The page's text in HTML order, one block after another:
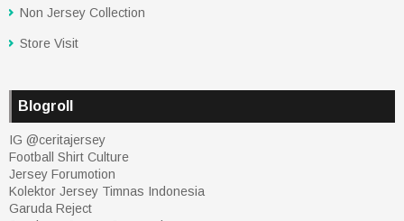
Non Jersey Collection
Store Visit
Blogroll
IG @ceritajersey
Football Shirt Culture
Jersey Forumotion
Kolektor Jersey Timnas Indonesia
Garuda Reject